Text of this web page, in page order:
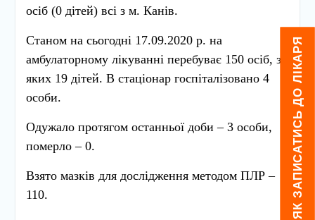
осіб (0 дітей) всі з м. Канів.
Станом на сьогодні 17.09.2020 р. на
амбулаторному лікуванні перебуває 150 осіб, з
яких 19 дітей. В стаціонар госпіталізовано 4
особи.
Одужало протягом останньої доби – 3 особи,
померло – 0.
Взято мазків для дослідження методом ПЛР –
110.
ЯК ЗАПИСАТИСЬ ДО ЛІКАРЯ